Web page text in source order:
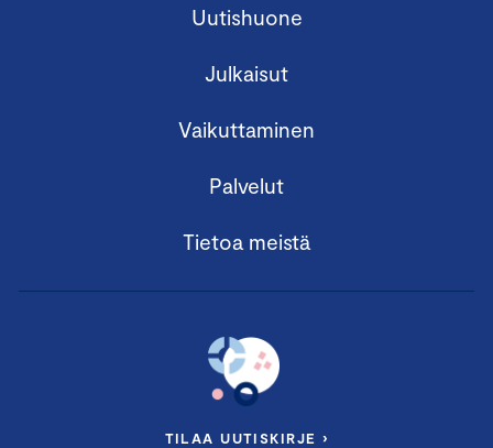
Uutishuone
Julkaisut
Vaikuttaminen
Palvelut
Tietoa meistä
TILAA UUTISKIRJE ›